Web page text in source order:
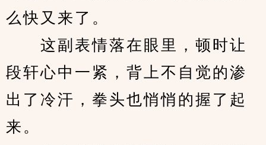
么快又来了。
这副表情落在眼里，顿时让
段轩心中一紧，背上不自觉的渗
出了冷汗，拳头也悄悄的握了起
来。